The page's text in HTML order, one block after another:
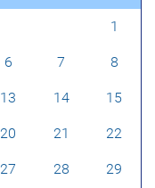
1
6 7 8
13 14 15
20 21 22
27 28 29